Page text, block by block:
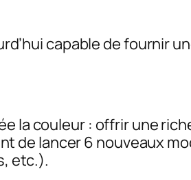
capable de fournir
la couleur : offrir une
de lancer 6 nouveaux
etc.).